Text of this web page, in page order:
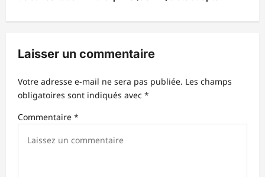
n
’
r
Laisser un commentaire
Votre adresse e-mail ne sera pas publiée. Les champs
obligatoires sont indiqués avec *
Commentaire *